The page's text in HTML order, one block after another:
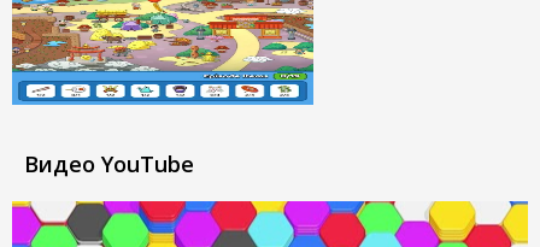
Видео YouTube